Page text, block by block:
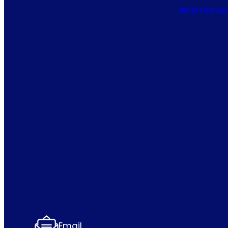
RENSTRA